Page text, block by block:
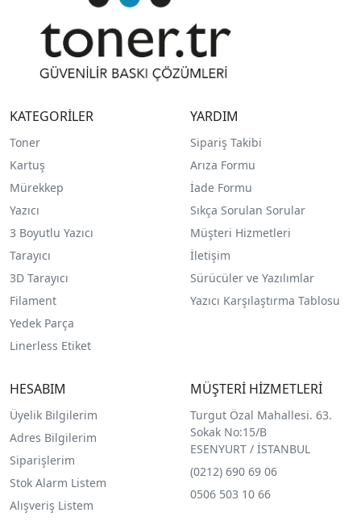
KATEGORİLER
Toner
Kartuş
Mürekkep
Yazıcı
3 Boyutlu Yazıcı
Tarayıcı
3D Tarayıcı
Filament
Yedek Parça
Linerless Etiket
YARDIM
Sipariş Takibi
Arıza Formu
İade Formu
Sıkça Sorulan Sorular
Müşteri Hizmetleri
İletişim
Sürücüler ve Yazılımlar
Yazıcı Karşılaştırma Tablosu
HESABIM
Üyelik Bilgilerim
Adres Bilgilerim
Siparişlerim
Stok Alarm Listem
Alışveriş Listem
MÜŞTERİ HİZMETLERİ
Turgut Özal Mahallesi. 63.
Sokak No:15/B
ESENYURT / İSTANBUL
(0212) 690 69 06
0506 503 10 66